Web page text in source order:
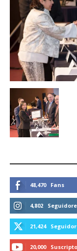
48,470 Fans
4,802
21,424
20,000